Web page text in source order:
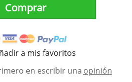
Comprar
a mis favoritos
en escribir una opinión